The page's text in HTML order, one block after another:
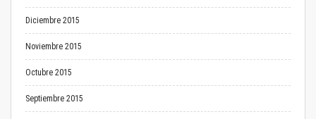
Diciembre 2015
Noviembre 2015
Octubre 2015
Septiembre 2015